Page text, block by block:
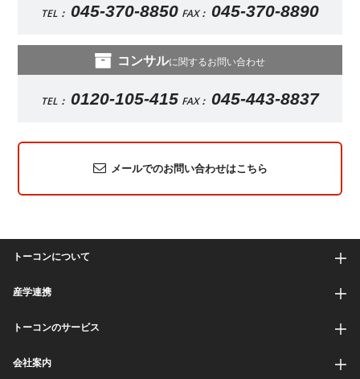
TEL： 045-370-8850 FAX： 045-370-8890
コンサルに関するお問い合わせ
TEL： 0120-105-415 FAX： 045-443-8837
メールでのお問い合わせはこちら
トーコンについて
産学連携
トーコンのサービス
会社案内